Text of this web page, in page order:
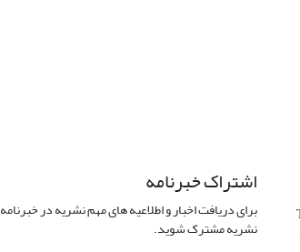
اشتراک خبرنامه
برای دریافت اخبار و اطلاعیه های مهم نشریه در خبرنامه
نشریه مشترک شوید.